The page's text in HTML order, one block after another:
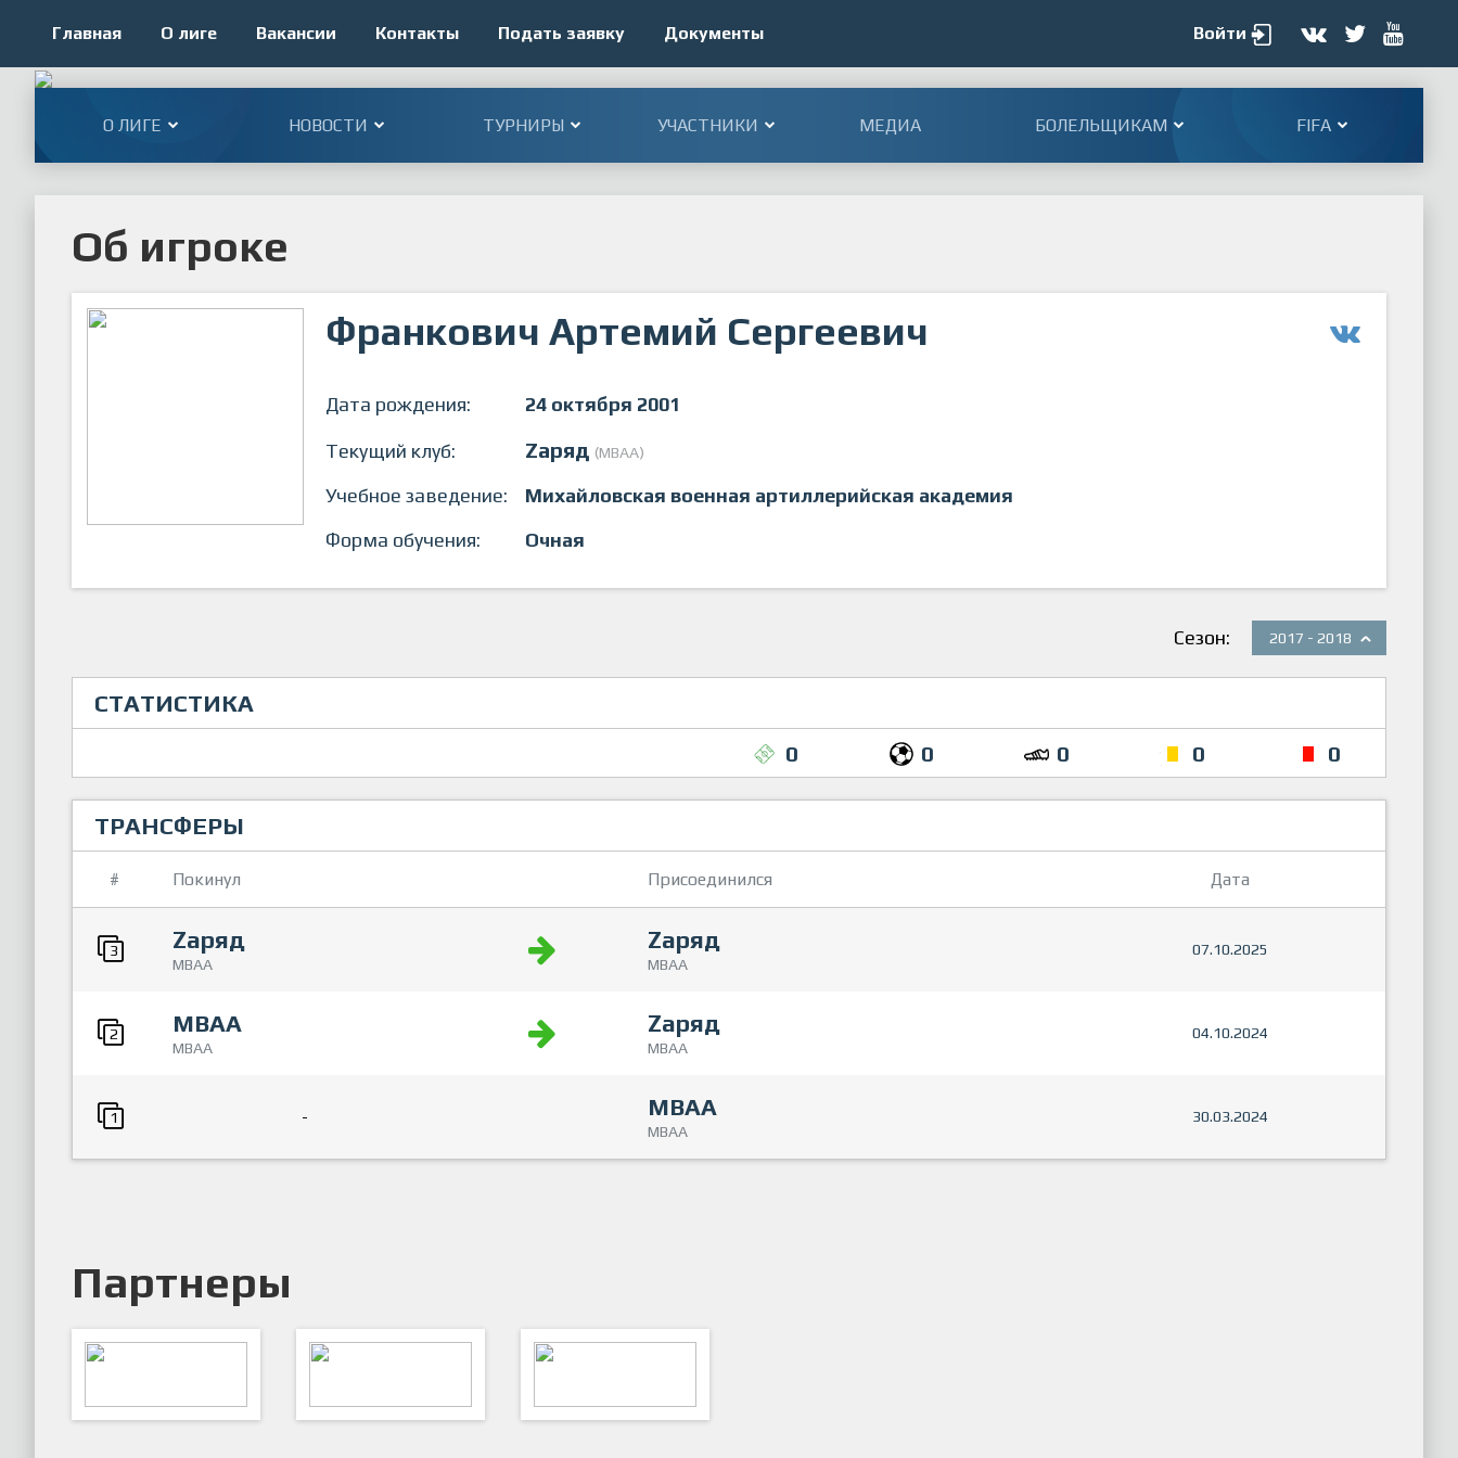
Главная О лиге Вакансии Контакты Подать заявку Документы Войти
О ЛИГЕ НОВОСТИ ТУРНИРЫ УЧАСТНИКИ МЕДИА БОЛЕЛЬЩИКАМ FIFA
Об игроке
Франкович Артемий Сергеевич
Дата рождения: 24 октября 2001
Текущий клуб: Zаряд (МВАА)
Учебное заведение:
Михайловская военная артиллерийская академия
Форма обучения:
Очная
2017 - 2018
Сезон:
СТАТИСТИКА
0 0 0 0 0
ТРАНСФЕРЫ
# Покинул Присоединился Дата
3 Zаряд
МВАА
Zаряд
МВАА
07.10.2025
2 МВАА
МВАА
Zаряд
МВАА
04.10.2024
1 - МВАА
МВАА
30.03.2024
Партнеры